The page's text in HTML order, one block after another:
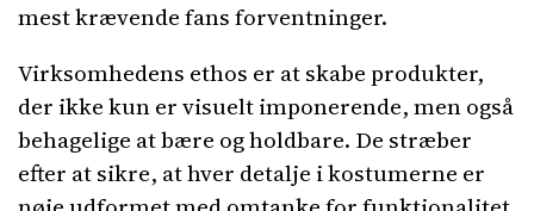
mest krævende fans forventninger.
Virksomhedens ethos er at skabe produkter,
der ikke kun er visuelt imponerende, men også
behagelige at bære og holdbare. De stræber
efter at sikre, at hver detalje i kostumerne er